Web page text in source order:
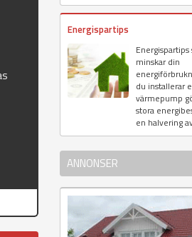
Energispartips
Energispartips
minskar din
du installerar
värmepump
stora
en halvering
ANNONSER